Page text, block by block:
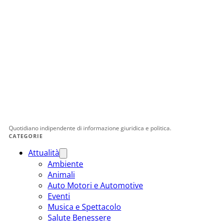
Quotidiano indipendente di informazione giuridica e politica.
CATEGORIE
Attualità
Ambiente
Animali
Auto Motori e Automotive
Eventi
Musica e Spettacolo
Salute Benessere